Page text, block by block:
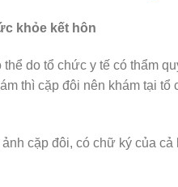
khỏe kết hôn
do tổ chức y tế có thẩm
thì cặp đôi nên khám tại
ảnh cặp đôi, có chữ ký của